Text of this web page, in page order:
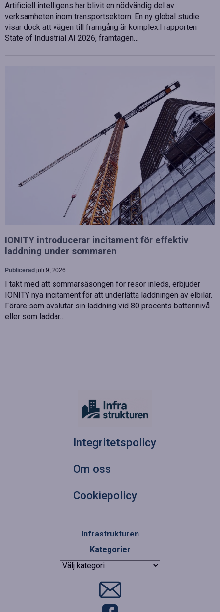
Artificiell intelligens har blivit en nödvändig del av
verksamheten inom transportsektorn. En ny global studie
visar dock att vägen till framgång är komplex.I rapporten
State of Industrial AI 2026, framtagen…
IONITY introducerar incitament för effektiv
laddning under sommaren
Publicerad juli 9, 2026
I takt med att sommarsäsongen för resor inleds, erbjuder
IONITY nya incitament för att underlätta laddningen av elbilar.
Förare som avslutar sin laddning vid 80 procents batterinivå
eller som laddar…
Integritetspolicy
Om oss
Cookiepolicy
Infrastrukturen
Kategorier
Kategorier